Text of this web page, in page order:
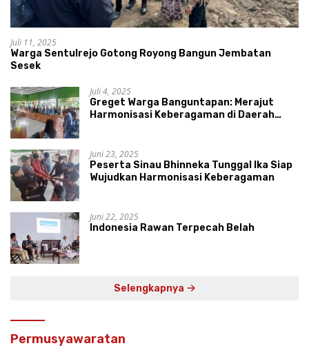
Juli 11, 2025
Warga Sentulrejo Gotong Royong Bangun Jembatan
Sesek
Juli 4, 2025
Greget Warga Banguntapan: Merajut
Harmonisasi Keberagaman di Daerah
Juni 23, 2025
Peserta Sinau Bhinneka Tunggal Ika Siap
Wujudkan Harmonisasi Keberagaman
Juni 22, 2025
Indonesia Rawan Terpecah Belah
Selengkapnya
Permusyawaratan